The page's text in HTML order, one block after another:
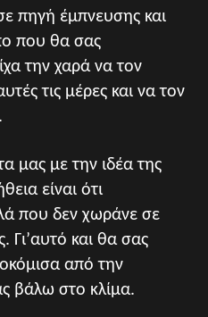
πηγή έμπνευσης και
που θα σας
την χαρά να τον
τις μέρες και να τον
μας με την ιδέα της
είναι ότι
που δεν χωράνε σε
Γι’αυτό και θα σας
από την
βάλω στο κλίμα.